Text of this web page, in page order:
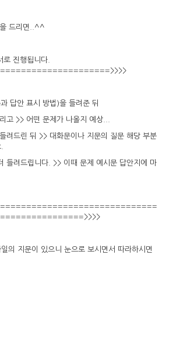
드리면..^^
로 진행됩니다.
답안 표시 방법)을 들려준 뒤
고 >> 어떤 문제가 나올지 예상...
려드린 뒤 >> 대화문이나 지문의 질문 해당 부분
들려드립니다. >> 이때 문제 예시문 답안지에 마
의 지문이 있으니 눈으로 보시면서 따라하시면